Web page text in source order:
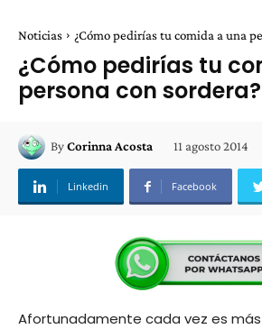
Noticias ¿Cómo pedirías tu comida a una
¿Cómo pedirías tu
persona con sordera?
ByCorinna Acosta 11 agosto 2014
Linkedin Facebook
Afortunadamente cada vez es